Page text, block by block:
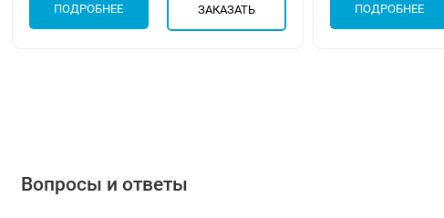
ПОДРОБНЕЕ ЗАКАЗАТЬ ПОДРОБНЕЕ
Вопросы и ответы